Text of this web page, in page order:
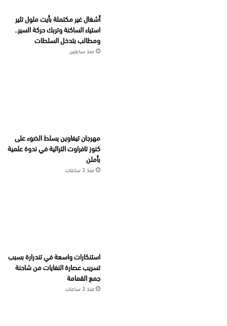
أشغال غير مكتملة بأيت ملول تثير
استياء الساكنة وتربك حركة السير..
ومطالب بتدخل السلطات
منذ ساعتين
مهرجان تيفاوين يسلط الضوء على
كنوز تافراوت التراثية في ندوة علمية
بأملن
منذ 3 ساعات
استنكارات واسعة في تندرارة بسبب
تسريب عصارة النفايات من شاحنة
جمع القمامة
منذ 3 ساعات